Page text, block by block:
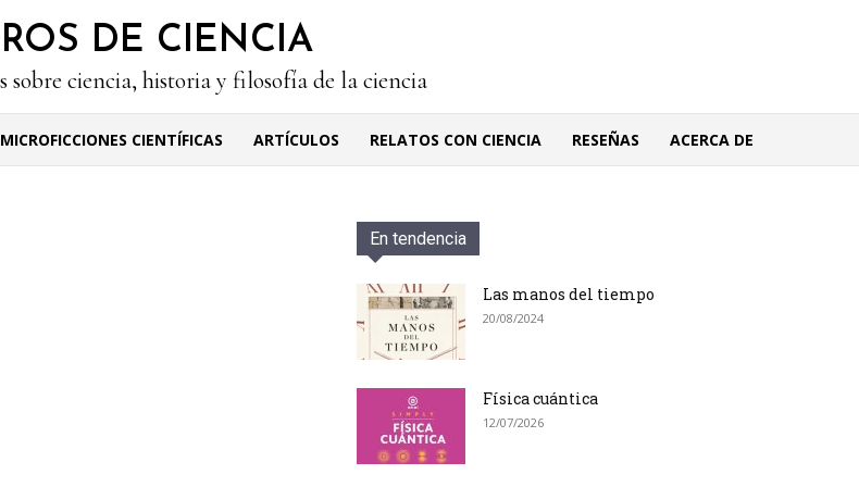
DE CIENCIA
sobre ciencia, historia y filosofía de la ciencia
MICROFICCIONES CIENTÍFICAS ARTÍCULOS RELATOS CON CIENCIA RESEÑAS ACERCA DE
En tendencia
Las manos del tiempo
20/08/2024
Física cuántica
12/07/2026